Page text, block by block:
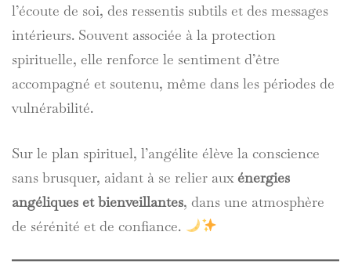
l’écoute de soi, des ressentis subtils et des messages
intérieurs. Souvent associée à la protection
spirituelle, elle renforce le sentiment d’être
accompagné et soutenu, même dans les périodes de
vulnérabilité.
Sur le plan spirituel, l’angélite élève la conscience
sans brusquer, aidant à se relier aux énergies
angéliques et bienveillantes, dans une atmosphère
de sérénité et de confiance.